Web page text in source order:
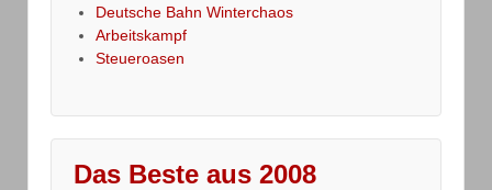
Deutsche Bahn Winterchaos
Arbeitskampf
Steueroasen
Das Beste aus 2008